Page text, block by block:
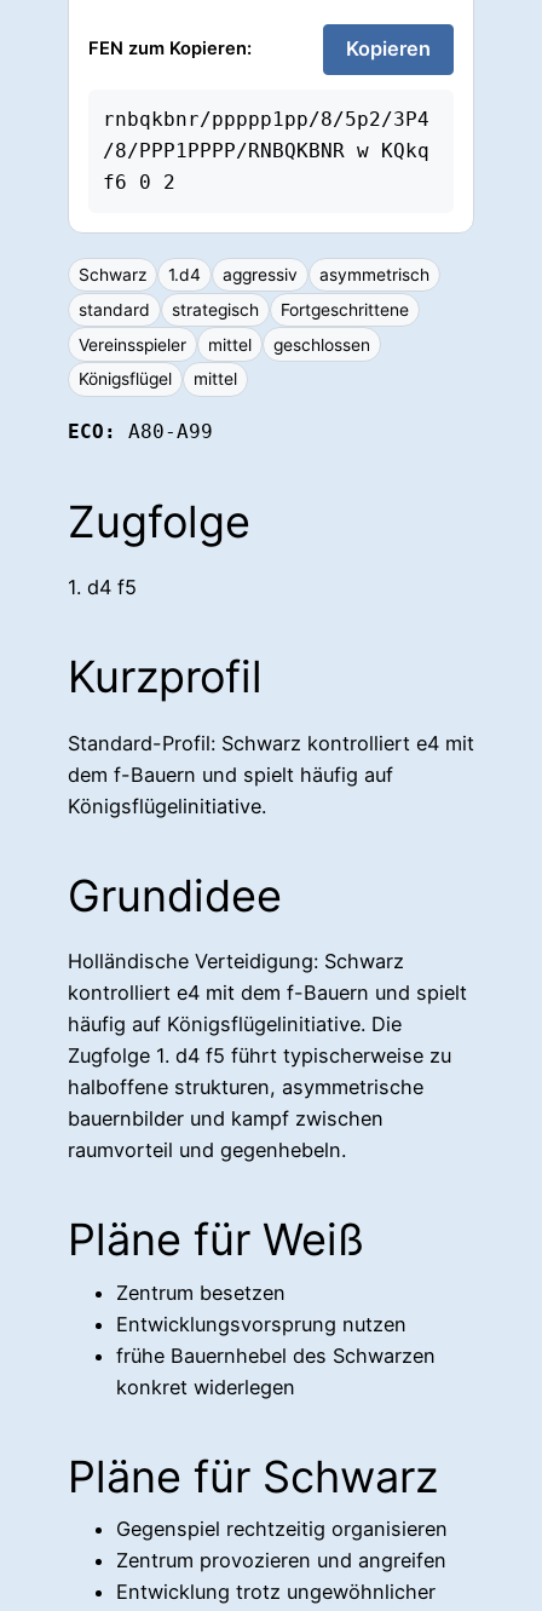
FEN zum Kopieren: Kopieren
rnbqkbnr/ppppp1pp/8/5p2/3P4
/8/PPP1PPPP/RNBQKBNR w KQkq
f6 0 2
Schwarz 1.d4 aggressiv
asymmetrisch
standard
strategisch
Fortgeschrittene
Vereinsspieler
mittel
geschlossen
Königsflügel
mittel
ECO: A80-A99
Zugfolge
1. d4 f5
Kurzprofil
Standard-Profil: Schwarz kontrolliert e4 mit
dem f-Bauern und spielt häufig auf
Königsflügelinitiative.
Grundidee
Holländische Verteidigung: Schwarz
kontrolliert e4 mit dem f-Bauern und spielt
häufig auf Königsflügelinitiative. Die
Zugfolge 1. d4 f5 führt typischerweise zu
halboffene strukturen, asymmetrische
bauernbilder und kampf zwischen
raumvorteil und gegenhebeln.
Pläne für Weiß
Zentrum besetzen
Entwicklungsvorsprung nutzen
frühe Bauernhebel des Schwarzen
konkret widerlegen
Pläne für Schwarz
Gegenspiel rechtzeitig organisieren
Zentrum provozieren und angreifen
Entwicklung trotz ungewöhnlicher